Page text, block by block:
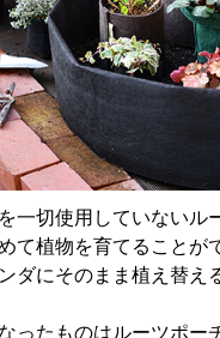
一切使用していないル
て植物を育てることが
ダにそのまま植え替え
ったものはルーツポー